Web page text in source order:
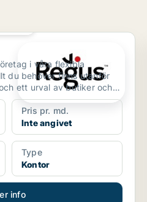
i våra flexibla
du behöver finns utanför
ett urval av butiker och
Pris pr. md.
Inte angivet
Type
Kontor
info